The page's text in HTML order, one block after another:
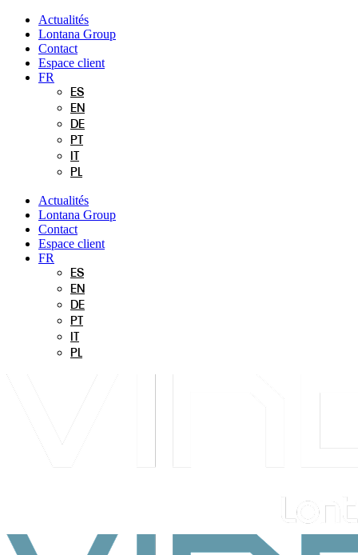
Aller
contenu
Actualités
Lontana Group
Contact
Espace client
FR
ES
EN
DE
PT
PL
Actualités
Lontana Group
Contact
Espace client
FR
ES
EN
DE
PT
PL